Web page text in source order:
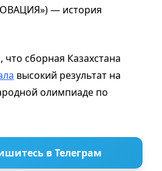
— история
сборная Казахстана
высокий результат на
олимпиаде по
в Телеграм